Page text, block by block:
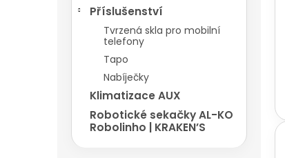
Příslušenství
Tvrzená skla pro mobilní
telefony
Tapo
Nabíječky
Klimatizace AUX
Robotické sekačky AL-KO
Robolinho | KRAKEN’S